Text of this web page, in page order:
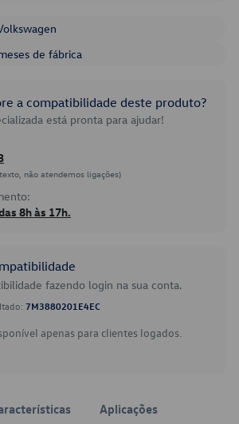
de fábrica
a compatibilidade deste produto?
está pronta para ajudar!
não atendemos ligações)
8h às 17h.
fazendo login na sua conta.
7M3880201E4EC
apenas para clientes logados.
Aplicações